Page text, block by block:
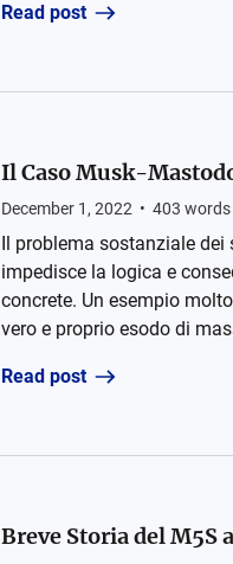
Read post
Il Caso Musk-
December 1, 2022 • 403 words
Il problema sostanziale
impedisce la logica e
concrete. Un esempio
vero e proprio esodo di
Read post
Breve Storia del M5S